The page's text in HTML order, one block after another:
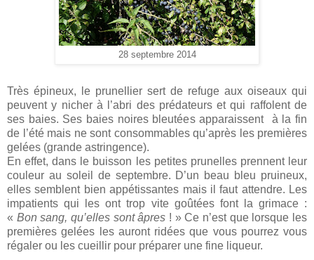
28 septembre 2014
Très épineux, le prunellier sert de refuge aux oiseaux qui
peuvent y nicher à l’abri des prédateurs et qui raffolent de
ses baies. Ses baies noires bleutées apparaissent à la fin
de l’été mais ne sont consommables qu’après les premières
gelées (grande astringence).
En effet, dans le buisson les petites prunelles prennent leur
couleur au soleil de septembre. D’un beau bleu pruineux,
elles semblent bien appétissantes mais il faut attendre. Les
impatients qui les ont trop vite goûtées font la grimace :
« Bon sang, qu’elles sont âpres ! » Ce n’est que lorsque les
premières gelées les auront ridées que vous pourrez vous
régaler ou les cueillir pour préparer une fine liqueur.